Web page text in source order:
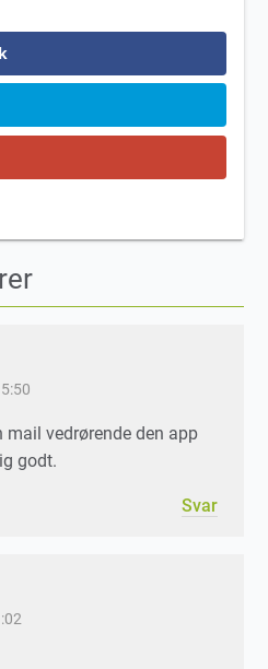
mail vedrørende den app
godt.
Svar